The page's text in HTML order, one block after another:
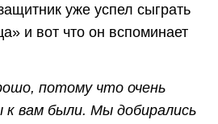
уже успел сыграть
и вот что он вспоминает
потому что очень
вам были. Мы добирались